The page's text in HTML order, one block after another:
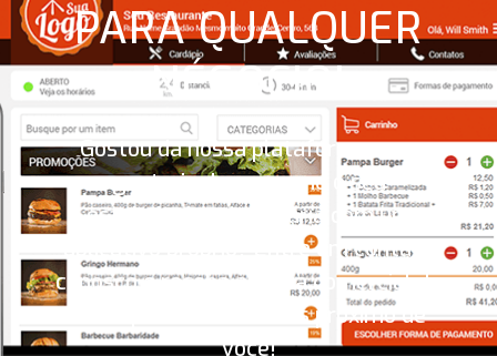
PARA QUALQUER
NÉGOCIO!
Gostou da nossa plataforma mas
gostaria de ver como o seu
estabelecimento ficaria com um
aplicativo próprio? Entre em contato
conosco e receba a visita comercial de
um representante mais proximo de
você!